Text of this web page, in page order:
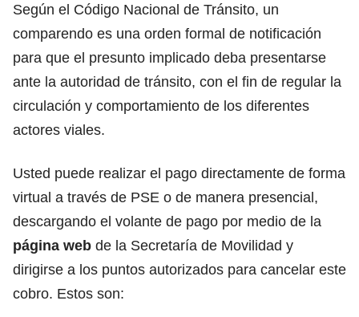
Según el Código Nacional de Tránsito, un
comparendo es una orden formal de notificación
para que el presunto implicado deba presentarse
ante la autoridad de tránsito, con el fin de regular la
circulación y comportamiento de los diferentes
actores viales.
Usted puede realizar el pago directamente de forma
virtual a través de PSE o de manera presencial,
descargando el volante de pago por medio de la
página web de la Secretaría de Movilidad y
dirigirse a los puntos autorizados para cancelar este
cobro. Estos son: